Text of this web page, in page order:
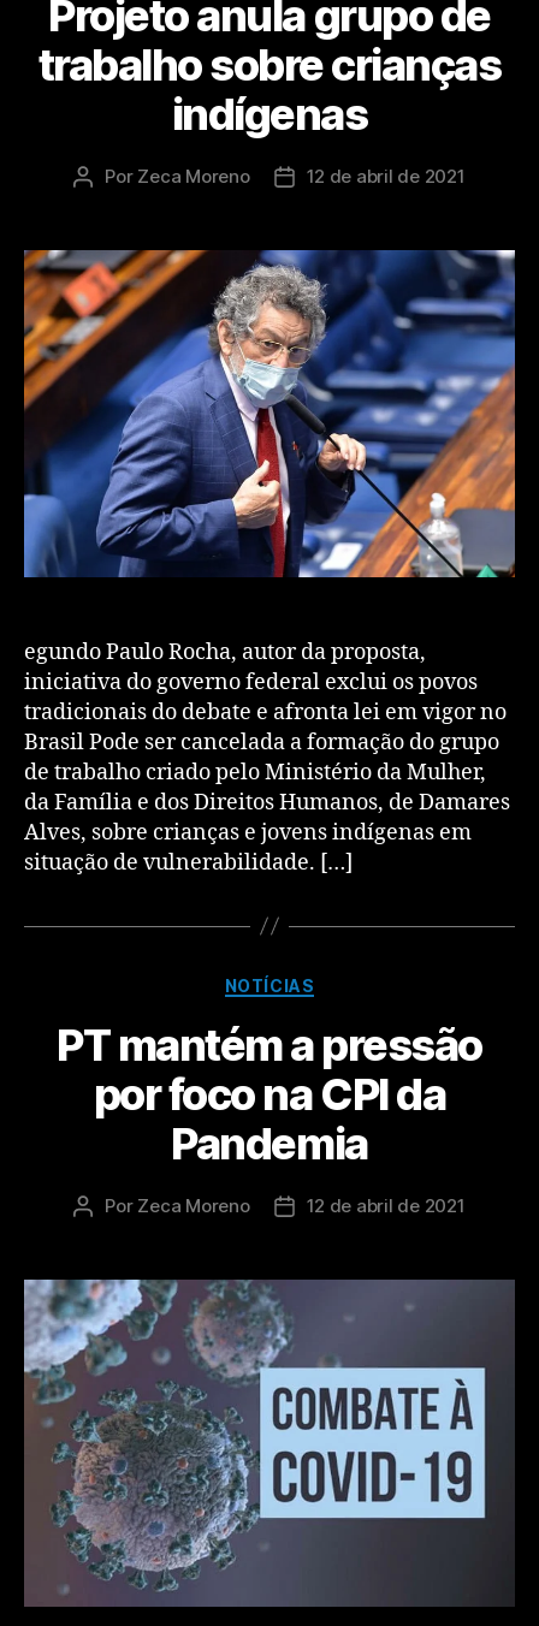
Projeto anula grupo de
trabalho sobre crianças
indígenas
Por Zeca Moreno 12 de abril de 2021
egundo Paulo Rocha, autor da proposta,
iniciativa do governo federal exclui os povos
tradicionais do debate e afronta lei em vigor no
Brasil Pode ser cancelada a formação do grupo
de trabalho criado pelo Ministério da Mulher,
da Família e dos Direitos Humanos, de Damares
Alves, sobre crianças e jovens indígenas em
situação de vulnerabilidade. […]
NOTÍCIAS
PT mantém a pressão
por foco na CPI da
Pandemia
Por Zeca Moreno 12 de abril de 2021